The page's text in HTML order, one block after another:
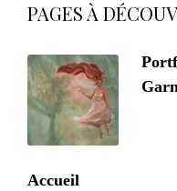
PAGES À
Accueil